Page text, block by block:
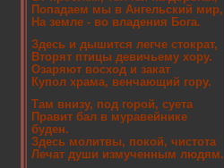
Попадаем мы в Ангельский мир,
На земле - во владения Бога.
Здесь и дышится легче стократ,
Вторят птицы девичьему хору.
Озаряют восход и закат
Купол храма, венчающий гору.
Там внизу, под горой, суета
Правит бал в муравейнике
буден.
Здесь молитвы, покой, чистота
Лечат души измученным людям.